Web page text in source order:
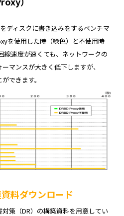
ディスクに書き込みをするベンチマ
を使用した時（緑色）と不使用時
線速度が速くても、ネットワークの
マンスが大きく低下しますが、
できます。
料ダウンロード
策（DR）の構築資料を用意してい